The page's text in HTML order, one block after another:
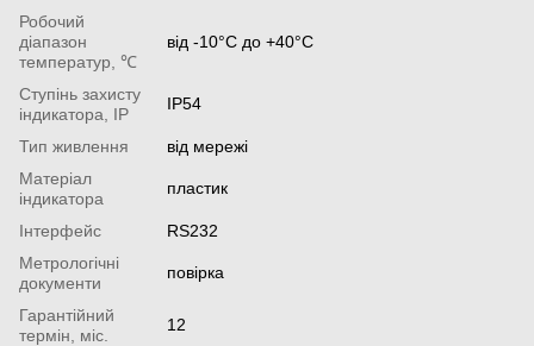
Робочий
діапазон
температур, ℃
від -10°С до +40°С
Ступінь захисту
індикатора, IP
IP54
Тип живлення
від мережі
Матеріал
індикатора
пластик
Інтерфейс
RS232
Метрологічні
документи
повірка
Гарантійний
термін, міс.
12